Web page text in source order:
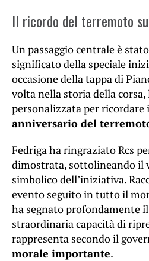
Il ricordo del terremoto
Un passaggio centrale è
significato della speciale
occasione della tappa di
volta nella storia della corsa,
personalizzata per ricordare
anniversario del
Fedriga ha ringraziato Rcs
dimostrata, sottolineando il
simbolico dell’iniziativa.
evento seguito in tutto il
ha segnato profondamente
straordinaria capacità di
rappresenta secondo il
morale importante.